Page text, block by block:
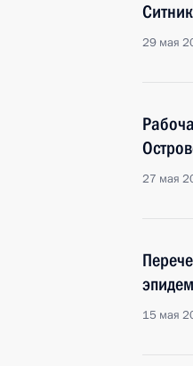
29 мая
27 мая
15 мая